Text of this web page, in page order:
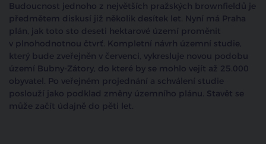
Budoucnost jednoho z největších pražských brownfieldů je
předmětem diskusí již několik desítek let. Nyní má Praha
plán, jak toto sto deseti hektarové území proměnit
v plnohodnotnou čtvrť. Kompletní návrh územní studie,
který bude zveřejněn v červenci, vykresluje novou podobu
území Bubny-Zátory, do které by se mohlo vejít až 25.000
obyvatel. Po veřejném projednání a schválení studie
poslouží jako podklad změny územního plánu. Stavět se
může začít údajně do pěti let.